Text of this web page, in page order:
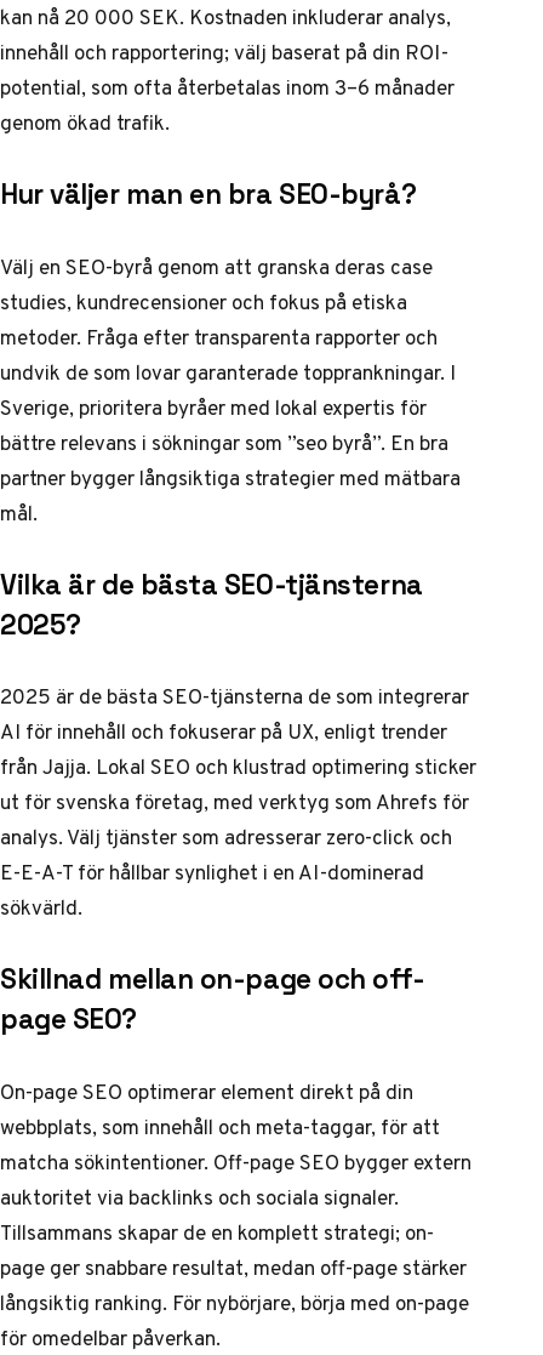
kan nå 20 000 SEK. Kostnaden inkluderar analys,
innehåll och rapportering; välj baserat på din ROI-
potential, som ofta återbetalas inom 3–6 månader
genom ökad trafik.
Hur väljer man en bra SEO-byrå?
Välj en SEO-byrå genom att granska deras case
studies, kundrecensioner och fokus på etiska
metoder. Fråga efter transparenta rapporter och
undvik de som lovar garanterade topprankningar. I
Sverige, prioritera byråer med lokal expertis för
bättre relevans i sökningar som ”seo byrå”. En bra
partner bygger långsiktiga strategier med mätbara
mål.
Vilka är de bästa SEO-tjänsterna
2025?
2025 är de bästa SEO-tjänsterna de som integrerar
AI för innehåll och fokuserar på UX, enligt trender
från Jajja. Lokal SEO och klustrad optimering sticker
ut för svenska företag, med verktyg som Ahrefs för
analys. Välj tjänster som adresserar zero-click och
E-E-A-T för hållbar synlighet i en AI-dominerad
sökvärld.
Skillnad mellan on-page och off-
page SEO?
On-page SEO optimerar element direkt på din
webbplats, som innehåll och meta-taggar, för att
matcha sökintentioner. Off-page SEO bygger extern
auktoritet via backlinks och sociala signaler.
Tillsammans skapar de en komplett strategi; on-
page ger snabbare resultat, medan off-page stärker
långsiktig ranking. För nybörjare, börja med on-page
för omedelbar påverkan.